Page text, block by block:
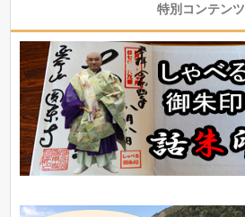
特別コンテンツ